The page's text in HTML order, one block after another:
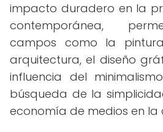
impacto duradero en la
contemporánea,
campos como la
arquitectura, el diseño
influencia del
búsqueda de la
economía de medios en la